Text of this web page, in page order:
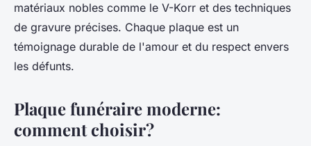
matériaux nobles comme le V-Korr et des techniques
de gravure précises. Chaque plaque est un
témoignage durable de l'amour et du respect envers
les défunts.
Plaque funéraire moderne:
comment choisir?